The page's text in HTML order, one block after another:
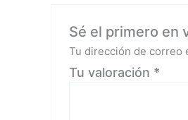
Sé el primero en
Tu dirección de correo
Tu valoración *